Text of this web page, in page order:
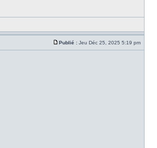
Publié : Jeu Déc 25, 2025 5:19 pm